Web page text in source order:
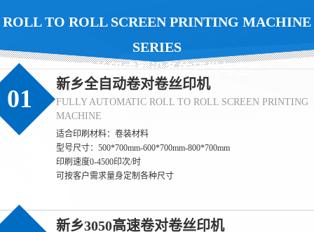
ROLL TO ROLL SCREEN PRINTING MACHINE
SERIES
致力于丝印成型设备的研发与生产
01
新乡全自动卷对卷丝印机
FULLY AUTOMATIC ROLL TO ROLL SCREEN PRINTING
MACHINE
适合印刷材料：卷装材料
型号尺寸：500*700mm-600*700mm-800*700mm
印刷速度0-4500印次/时
可按客户需求量身定制各种尺寸
新乡3050高速卷对卷丝印机